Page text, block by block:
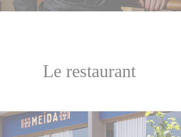
Le restaurant